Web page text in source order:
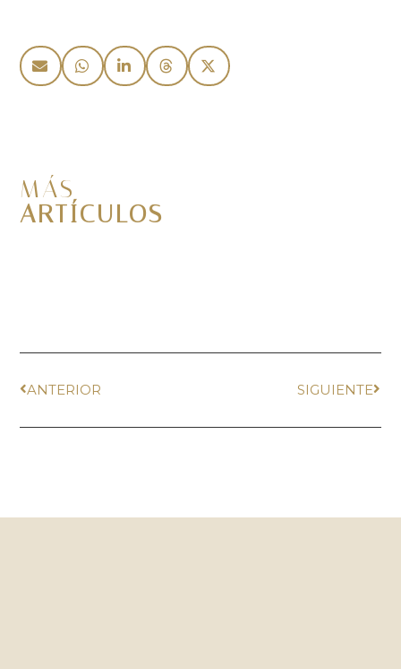
MÁS
ARTÍCULOS
ANTERIOR SIGUIENTE